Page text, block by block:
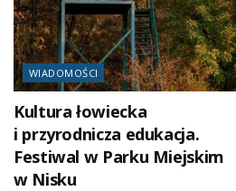
WIADOMOŚCI
Kultura łowiecka
i przyrodnicza edukacja.
Festiwal w Parku Miejskim
w Nisku